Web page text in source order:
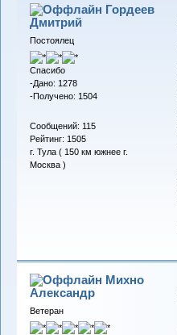
Гордеев
Дмитрий
Постоялец
Спасибо
-Дано: 1278
-Получено: 1504
Сообщений: 115
Рейтинг: 1505
г. Тула ( 150 км южнее г.
Москва )
Михно
Александр
Ветеран